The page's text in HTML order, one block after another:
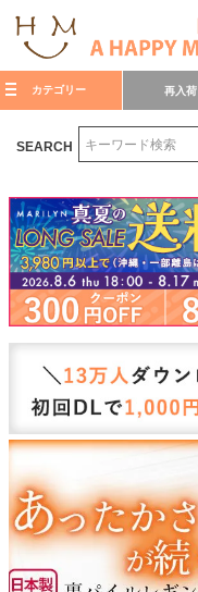
カテゴリー 再入荷
SEARCH